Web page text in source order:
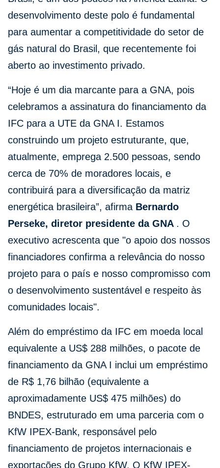
desenvolvimento deste polo é fundamental
para aumentar a competitividade do setor de
gás natural do Brasil, que recentemente foi
aberto ao investimento privado.
“Hoje é um dia marcante para a GNA, pois
celebramos a assinatura do financiamento da
IFC para a UTE da GNA I. Estamos
construindo um projeto estruturante, que,
atualmente, emprega 2.500 pessoas, sendo
cerca de 70% de moradores locais, e
contribuirá para a diversificação da matriz
energética brasileira”, afirma Bernardo
Perseke, diretor presidente da GNA . O
executivo acrescenta que "o apoio dos nossos
financiadores confirma a relevância do nosso
projeto para o país e nosso compromisso com
o desenvolvimento sustentável e respeito às
comunidades locais".
Além do empréstimo da IFC em moeda local
equivalente a US$ 288 milhões, o pacote de
financiamento da GNA I inclui um empréstimo
de R$ 1,76 bilhão (equivalente a
aproximadamente US$ 475 milhões) do
BNDES, estruturado em uma parceria com o
KfW IPEX-Bank, responsável pelo
financiamento de projetos internacionais e
exportações do Grupo KfW. O KfW IPEX-